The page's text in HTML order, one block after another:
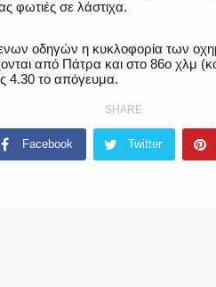
φωτιές σε λάστιχα.
οδηγών η κυκλοφορία των
από Πάτρα και στο 86ο χλμ
4.30 το απόγευμα.
SHARE
Facebook Twitter